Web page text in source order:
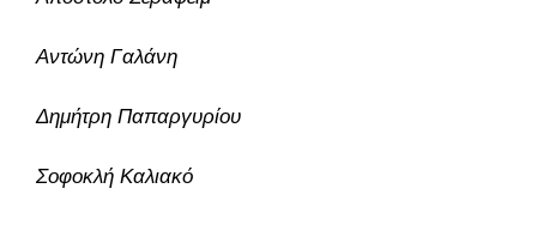
Αντώνη Γαλάνη
Δημήτρη Παπαργυρίου
Σοφοκλή Καλιακό